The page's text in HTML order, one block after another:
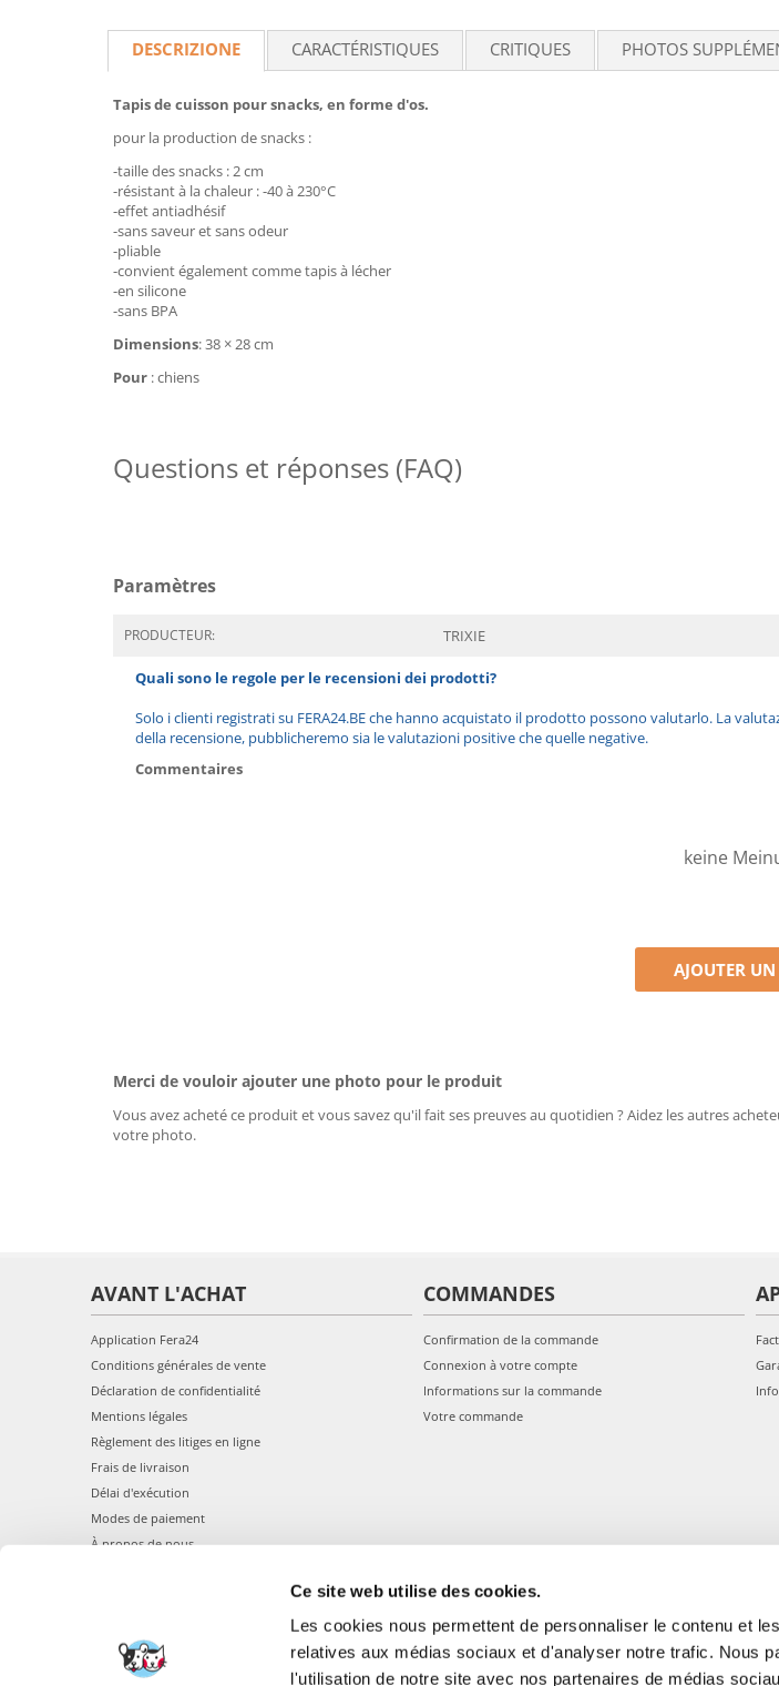
Ce site web utilise des cookies.
Les cookies nous permettent de personnaliser le contenu et
relatives aux médias sociaux et d'analyser notre trafic. Nous
l'utilisation de notre site avec nos partenaires de médias
DESCRIZIONE CARACTÉRISTIQUES CRITIQUES PHOTOS
Tapis de cuisson pour snacks, en forme d'os.
pour la production de snacks :
-taille des snacks : 2 cm
-résistant à la chaleur : -40 à 230°C
-effet antiadhésif
-sans saveur et sans odeur
-pliable
-convient également comme tapis à lécher
-en silicone
-sans BPA
Dimensions: 38 × 28 cm
Pour : chiens
Questions et réponses (FAQ)
Paramètres
PRODUCTEUR: TRIXIE
Quali sono le regole per le recensioni dei prodotti?
Solo i clienti registrati su FERA24.BE che hanno acquistato il prodotto possono valutarlo. La
della recensione, pubblicheremo sia le valutazioni positive che quelle negative.
Commentaires
keine
AJOUTER
Merci de vouloir ajouter une photo pour le produit
Vous avez acheté ce produit et vous savez qu'il fait ses preuves au quotidien ? Aidez les autres
votre photo.
AVANT L'ACHAT
Application Fera24
Conditions générales de vente
Déclaration de confidentialité
Mentions légales
Règlement des litiges en ligne
Frais de livraison
Délai d'exécution
Modes de paiement
À propos de nous
COMMANDES
Confirmation de la commande
Connexion à votre compte
Informations sur la commande
Votre commande